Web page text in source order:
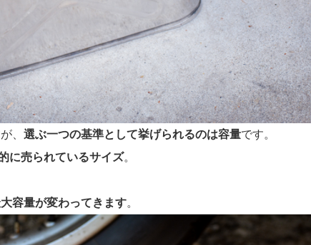
、 選ぶ一つの基準として挙げられるのは容量です。
に売られているサイズ。
容量が変わってきます。